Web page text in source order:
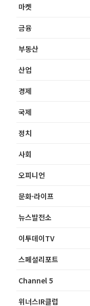
마켓
금융
부동산
산업
경제
국제
정치
사회
오피니언
문화·라이프
뉴스발전소
이투데이TV
스페셜리포트
Channel 5
위너스IR클럽